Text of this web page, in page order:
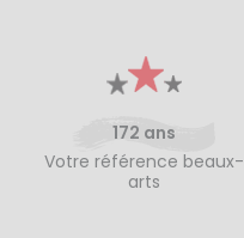
172 ans
Votre référence beaux-
arts